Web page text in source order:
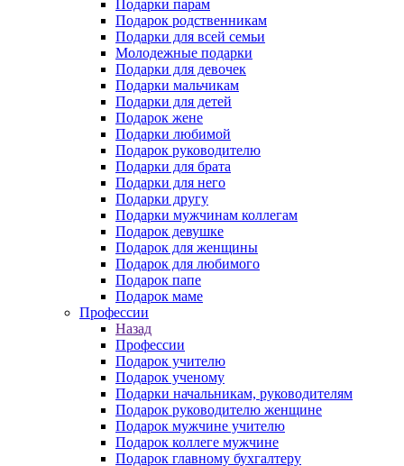
Подарки парам
Подарок родственникам
Подарки для всей семьи
Молодежные подарки
Подарки для девочек
Подарки мальчикам
Подарки для детей
Подарок жене
Подарки любимой
Подарок руководителю
Подарки для брата
Подарки для него
Подарки другу
Подарки мужчинам коллегам
Подарок девушке
Подарок для женщины
Подарок для любимого
Подарок папе
Подарок маме
Профессии
Назад
Профессии
Подарок учителю
Подарок ученому
Подарки начальникам, руководителям
Подарок руководителю женщине
Подарок мужчине учителю
Подарок коллеге мужчине
Подарок главному бухгалтеру